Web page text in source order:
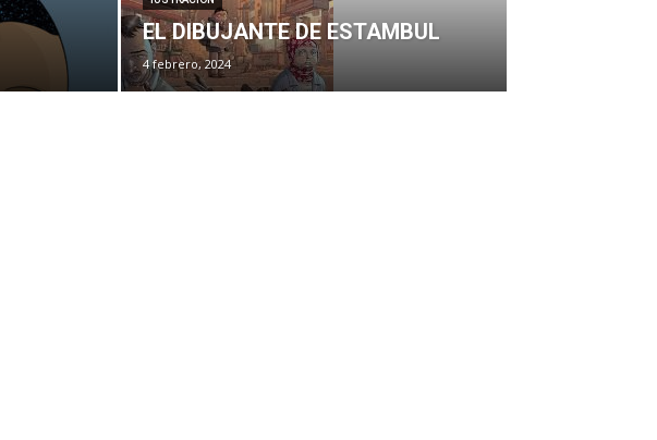
EL DIBUJANTE DE ESTAMBUL
4 febrero, 2024